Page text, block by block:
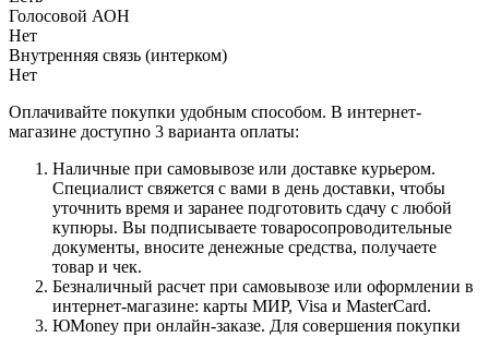
Голосовой АОН
Нет
Внутренняя связь (интерком)
Нет
Оплачивайте покупки удобным способом. В интернет-
магазине доступно 3 варианта оплаты:
Наличные при самовывозе или доставке курьером.
Специалист свяжется с вами в день доставки, чтобы
уточнить время и заранее подготовить сдачу с любой
купюры. Вы подписываете товаросопроводительные
документы, вносите денежные средства, получаете
товар и чек.
Безналичный расчет при самовывозе или оформлении в
интернет-магазине: карты МИР, Visa и MasterCard.
ЮMoney при онлайн-заказе. Для совершения покупки